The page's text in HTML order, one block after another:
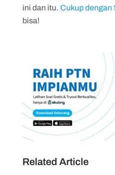
ini dan itu. Cukup dengan
bisa!
Related Article